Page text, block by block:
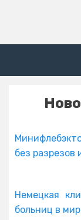
без разрезов
Немецкая
больниц в